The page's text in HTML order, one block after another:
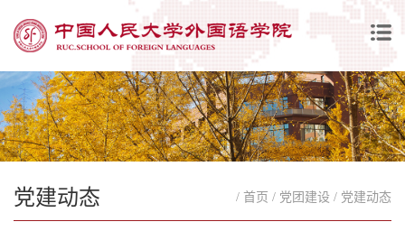
党建动态 / 首页 / 党团建设 / 党建动态